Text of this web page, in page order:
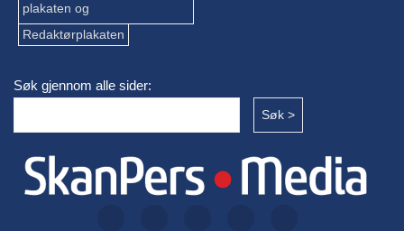
plakaten og
Redaktørplakaten
Søk gjennom alle sider: